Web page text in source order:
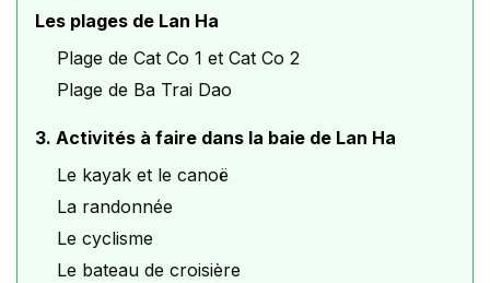
Les plages de Lan Ha
Plage de Cat Co 1 et Cat Co 2
Plage de Ba Trai Dao
3. Activités à faire dans la baie de Lan Ha
Le kayak et le canoë
La randonnée
Le cyclisme
Le bateau de croisière